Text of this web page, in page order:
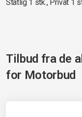
Statlig 1 stk., Privat 1
Tilbud fra de
for Motorbud